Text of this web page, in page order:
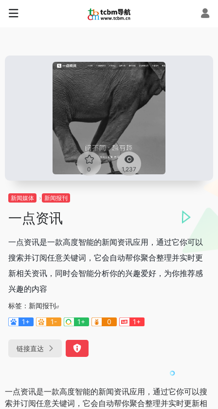
0 1,237
新闻媒体 新闻报刊
一点资讯
一点资讯是一款高度智能的新闻资讯应用，通过它你可以
搜索并订阅任意关键词，它会自动帮你聚合整理并实时更
新相关资讯，同时会智能分析你的兴趣爱好，为你推荐感
兴趣的内容
标签： 新闻报刊
1+
1- 1+ 0 1+
链接直达
一点资讯是一款高度智能的新闻资讯应用，通过它你可以搜
索并订阅任意关键词，它会自动帮你聚合整理并实时更新相